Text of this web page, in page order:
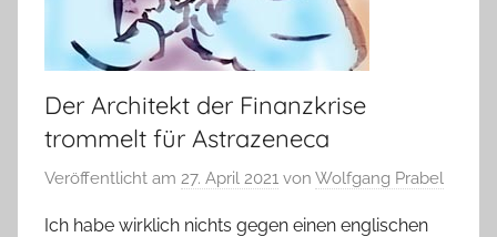
Der Architekt der Finanzkrise
trommelt für Astrazeneca
Veröffentlicht am 27. April 2021 von Wolfgang Prabel
Ich habe wirklich nichts gegen einen englischen